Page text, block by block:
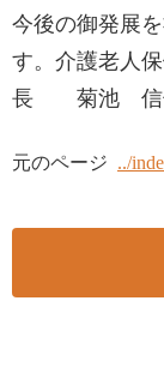
今後の御発展
す。介護老人
長 菊池 信
元のページ ../